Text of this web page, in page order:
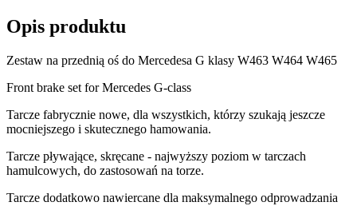
Opis produktu
Zestaw na przednią oś do Mercedesa G klasy W463 W464 W465
Front brake set for Mercedes G-class
Tarcze fabrycznie nowe, dla wszystkich, którzy szukają jeszcze
mocniejszego i skutecznego hamowania.
Tarcze pływające, skręcane - najwyższy poziom w tarczach
hamulcowych, do zastosowań na torze.
Tarcze dodatkowo nawiercane dla maksymalnego odprowadzania